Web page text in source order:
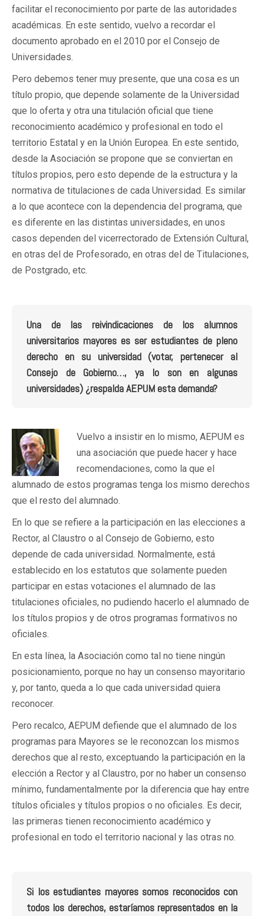
facilitar el reconocimiento por parte de las autoridades
académicas. En este sentido, vuelvo a recordar el
documento aprobado en el 2010 por el Consejo de
Universidades.
Pero debemos tener muy presente, que una cosa es un
título propio, que depende solamente de la Universidad
que lo oferta y otra una titulación oficial que tiene
reconocimiento académico y profesional en todo el
territorio Estatal y en la Unión Europea. En este sentido,
desde la Asociación se propone que se conviertan en
títulos propios, pero esto depende de la estructura y la
normativa de titulaciones de cada Universidad. Es similar
a lo que acontece con la dependencia del programa, que
es diferente en las distintas universidades, en unos
casos dependen del vicerrectorado de Extensión Cultural,
en otras del de Profesorado, en otras del de Titulaciones,
de Postgrado, etc.
Una de las reivindicaciones de los alumnos
universitarios mayores es ser estudiantes de pleno
derecho en su universidad (votar, pertenecer al
Consejo de Gobierno…, ya lo son en algunas
universidades) ¿respalda AEPUM esta demanda?
Vuelvo a insistir en lo mismo, AEPUM es
una asociación que puede hacer y hace
recomendaciones, como la que el
alumnado de estos programas tenga los mismo derechos
que el resto del alumnado.
En lo que se refiere a la participación en las elecciones a
Rector, al Claustro o al Consejo de Gobierno, esto
depende de cada universidad. Normalmente, está
establecido en los estatutos que solamente pueden
participar en estas votaciones el alumnado de las
titulaciones oficiales, no pudiendo hacerlo el alumnado de
los títulos propios y de otros programas formativos no
oficiales.
En esta línea, la Asociación como tal no tiene ningún
posicionamiento, porque no hay un consenso mayoritario
y, por tanto, queda a lo que cada universidad quiera
reconocer.
Pero recalco, AEPUM defiende que el alumnado de los
programas para Mayores se le reconozcan los mismos
derechos que al resto, exceptuando la participación en la
elección a Rector y al Claustro, por no haber un consenso
mínimo, fundamentalmente por la diferencia que hay entre
títulos oficiales y títulos propios o no oficiales. Es decir,
las primeras tienen reconocimiento académico y
profesional en todo el territorio nacional y las otras no.
Si los estudiantes mayores somos reconocidos con
todos los derechos, estaríamos representados en la